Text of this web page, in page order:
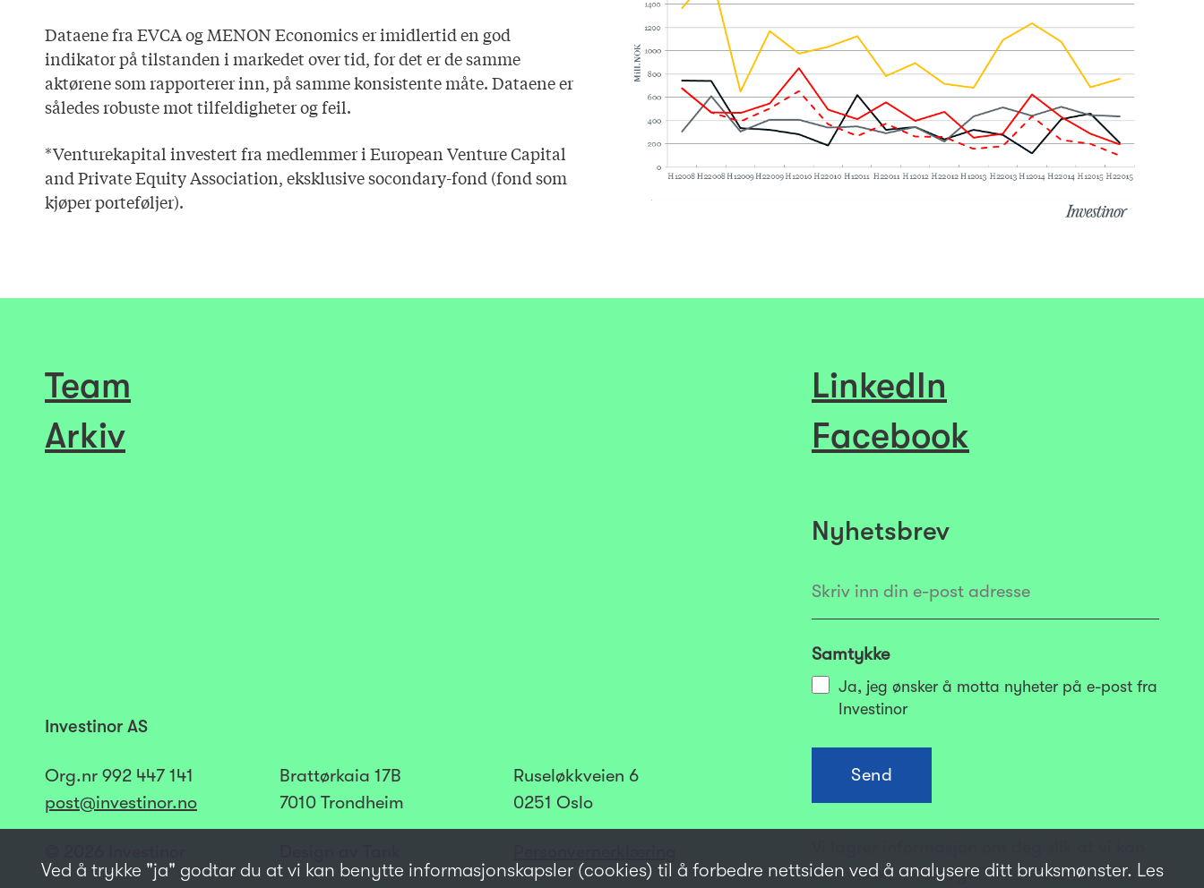
Dataene fra EVCA og MENON Economics er imidlertid en god
indikator på tilstanden i markedet over tid, for det er de samme
aktørene som rapporterer inn, på samme konsistente måte. Dataene er
således robuste mot tilfeldigheter og feil.
*Venturekapital investert fra medlemmer i European Venture Capital
and Private Equity Association, eksklusive socondary-fond (fond som
kjøper porteføljer).
Team
Arkiv
Investinor AS
Org.nr 992 447 141​​​
post@investinor.no
Brattørkaia 17B
7010 Trondheim
Ruseløkkveien 6
0251 Oslo
LinkedIn
Facebook
Nyhetsbrev
Samtykke
Ja, jeg ønsker å motta nyheter på e-post fra
Investinor
ta kontakt med deg. Du kan lese mer i vår
Ved å trykke "ja" godtar du at vi kan benytte informasjonskapsler (cookies) til å forbedre nettsiden ved å analysere ditt bruksmønster. Les